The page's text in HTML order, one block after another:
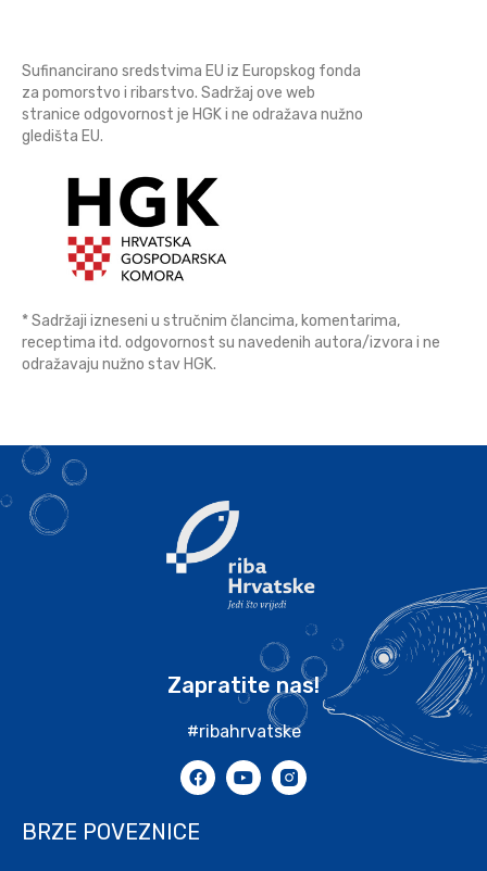
Sufinancirano sredstvima EU iz Europskog fonda
za pomorstvo i ribarstvo. Sadržaj ove web
stranice odgovornost je HGK i ne odražava nužno
gledišta EU.
* Sadržaji izneseni u stručnim člancima, komentarima,
receptima itd. odgovornost su navedenih autora/izvora i ne
odražavaju nužno stav HGK.
Zapratite nas!
#ribahrvatske
BRZE POVEZNICE